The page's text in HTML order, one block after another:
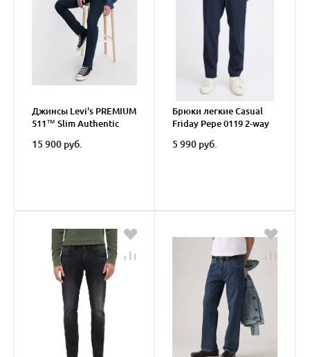
Джинсы Levi's PREMIUM
511™ Slim Authentic
15 900 руб.
Брюки легкие Casual
Friday Pepe 0119 2-way
5 990 руб.